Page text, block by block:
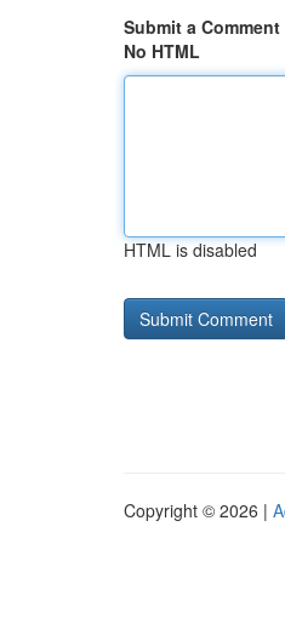
Submit a Comment
No HTML
HTML is disabled
Copyright © 2026 |